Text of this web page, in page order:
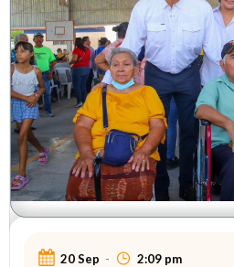
20 Sep - 2:09 pm